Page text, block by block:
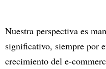
Nuestra perspectiva es
significativo, siempre por
crecimiento del e-